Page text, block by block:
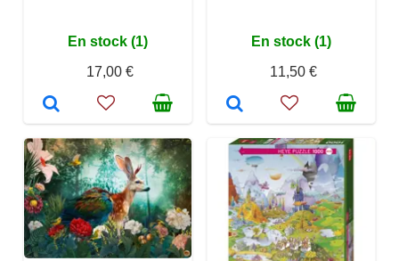
En stock (1)
17,00 €
En stock (1)
11,50 €